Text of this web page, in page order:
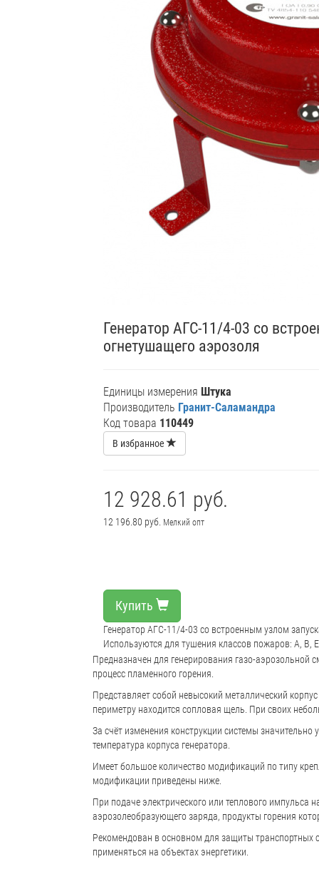
Генератор АГС-11/4-03 со
огнетушащего аэрозоля
Единицы измерения Штука
Производитель Гранит-Саламандра
Код товара 110449
В избранное
12 928.61 руб.
12 196.80 руб. Мелкий опт
Купить
Генератор АГС-11/4-03 со встроенным узлом
Используются для тушения классов пожаров: А, В, Е
Предназначен для генерирования газо-аэрозольной
процесс пламенного горения.
Представляет собой невысокий металлический
периметру находится сопловая щель. При своих
За счёт изменения конструкции системы
температура корпуса генератора.
Имеет большое количество модификаций по типу
модификации приведены ниже.
При подаче электрического или теплового импульса
аэрозолеобразующего заряда, продукты горения
Рекомендован в основном для защиты транспортных
применяться на объектах энергетики.